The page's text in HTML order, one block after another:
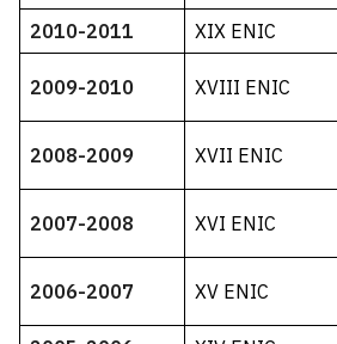
2010-2011
XIX ENIC
2009-2010 XVIII ENIC
2008-2009 XVII ENIC
2007-2008 XVI ENIC
2006-2007 XV ENIC